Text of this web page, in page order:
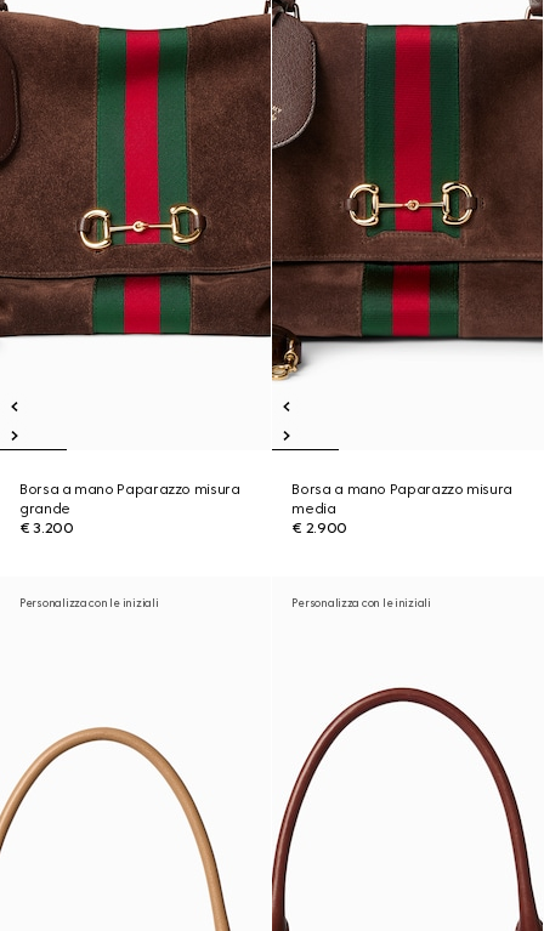
Borsa a mano Paparazzo misura
grande
€ 3.200
Borsa a mano Paparazzo misura
media
€ 2.900
Personalizza con le iniziali Personalizza con le iniziali